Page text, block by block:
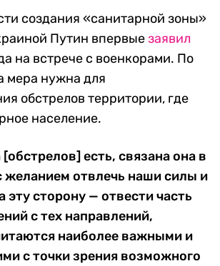
создания «санитарной зоны»
Путин впервыезаявил
на встрече с военкорами. По
мера нужна для
обстрелов территории, где
население.
есть, связана она в
желанием отвлечь наши силы и
эту сторону — отвести часть
с тех направлений,
наиболее важными и
с точки зрения возможного